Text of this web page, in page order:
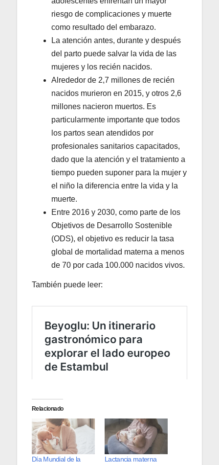
riesgo de complicaciones y muerte
como resultado del embarazo.
La atención antes, durante y después
del parto puede salvar la vida de las
mujeres y los recién nacidos.
Alrededor de 2,7 millones de recién
nacidos murieron en 2015, y otros 2,6
millones nacieron muertos. Es
particularmente importante que todos
los partos sean atendidos por
profesionales sanitarios capacitados,
dado que la atención y el tratamiento a
tiempo pueden suponer para la mujer y
el niño la diferencia entre la vida y la
muerte.
Entre 2016 y 2030, como parte de los
Objetivos de Desarrollo Sostenible
(ODS), el objetivo es reducir la tasa
global de mortalidad materna a menos
de 70 por cada 100.000 nacidos vivos.
También puede leer:
Relacionado
Día Mundial de la Lactancia materna